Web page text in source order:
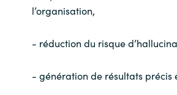
l’organisation,
- réduction du risque
- génération de résultats précis